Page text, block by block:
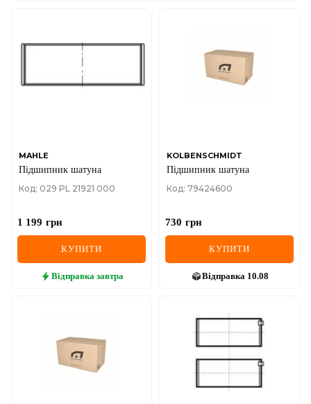
MAHLE
Підшипник шатуна
Код: 029 PL 21921 000
1 199 грн
КУПИТИ
Відправка завтра
KOLBENSCHMIDT
Підшипник шатуна
Код: 79424600
730 грн
КУПИТИ
Відправка 10.08